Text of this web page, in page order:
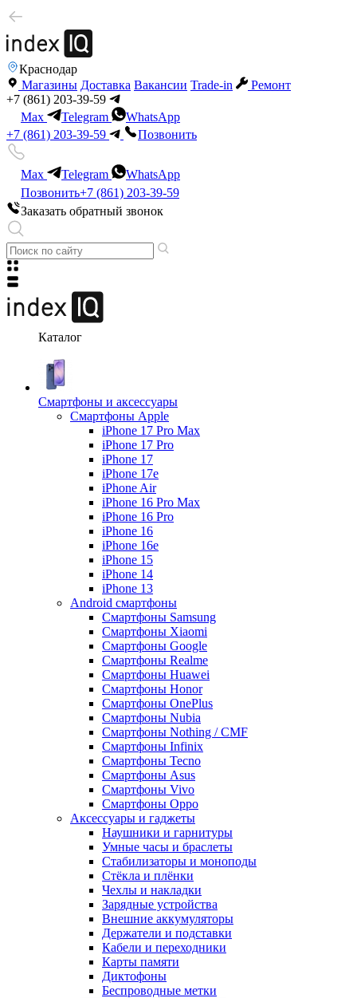
Краснодар
Магазины Доставка Вакансии Trade-in
Ремонт
+7 (861) 203-39-59
Max
Telegram
WhatsApp
+7 (861) 203-39-59
Позвонить
Max Telegram
WhatsApp
Позвонить+7 (861) 203-39-59
Заказать обратный звонок
Каталог
Смартфоны и аксессуары
Смартфоны Apple
iPhone 17 Pro Max
iPhone 17 Pro
iPhone 17
iPhone 17e
iPhone Air
iPhone 16 Pro Max
iPhone 16 Pro
iPhone 16
iPhone 16e
iPhone 15
iPhone 14
iPhone 13
Android cмартфоны
Смартфоны Samsung
Смартфоны Xiaomi
Смартфоны Google
Смартфоны Realme
Смартфоны Huawei
Смартфоны Honor
Смартфоны OnePlus
Смартфоны Nubia
Смартфоны Nothing / CMF
Смартфоны Infinix
Смартфоны Tecno
Смартфоны Asus
Смартфоны Vivo
Смартфоны Oppo
Аксессуары и гаджеты
Наушники и гарнитуры
Умные часы и браслеты
Стабилизаторы и моноподы
Стёкла и плёнки
Чехлы и накладки
Зарядные устройства
Внешние аккумуляторы
Держатели и подставки
Кабели и переходники
Карты памяти
Диктофоны
Беспроводные метки